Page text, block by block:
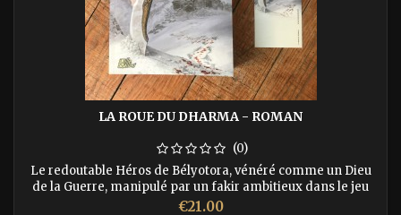
LA ROUE DU DHARMA - ROMAN
(0)
Le redoutable Héros de Bélyotora, vénéré comme un Dieu
de la Guerre, manipulé par un fakir ambitieux dans le jeu
complexe du pouvoir, a survécu, envers et contre tous. Perdu
Price
€21.00